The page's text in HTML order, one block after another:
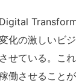
化の激しいビ
せている。こ
働させること